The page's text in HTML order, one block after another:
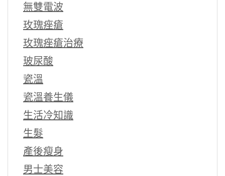
無雙電波
玫瑰痤瘡
玫瑰痤瘡治療
玻尿酸
瓷溫
瓷溫養生儀
生活冷知識
生髮
產後瘦身
男士美容